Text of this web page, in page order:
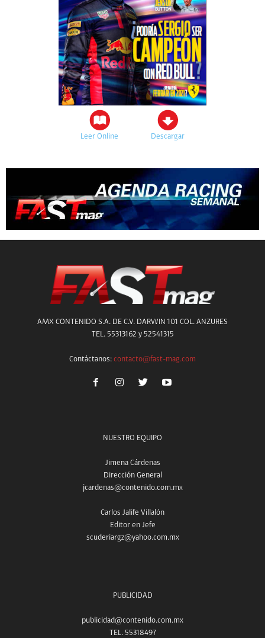
Leer Online Descargar
AMX CONTENIDO S.A. DE C.V. DARWIN 101 COL. ANZURES
TEL. 55313162 y 52541315
Contáctanos: contacto@fast-mag.com
NUESTRO EQUIPO
Jimena Cárdenas
Dirección General
jcardenas@contenido.com.mx
Carlos Jalife Villalón
Editor en Jefe
scuderiargz@yahoo.com.mx
PUBLICIDAD
publicidad@contenido.com.mx
TEL. 55318497